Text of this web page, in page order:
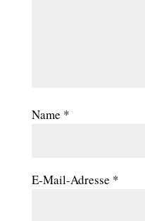
Name *
E-Mail-Adresse *